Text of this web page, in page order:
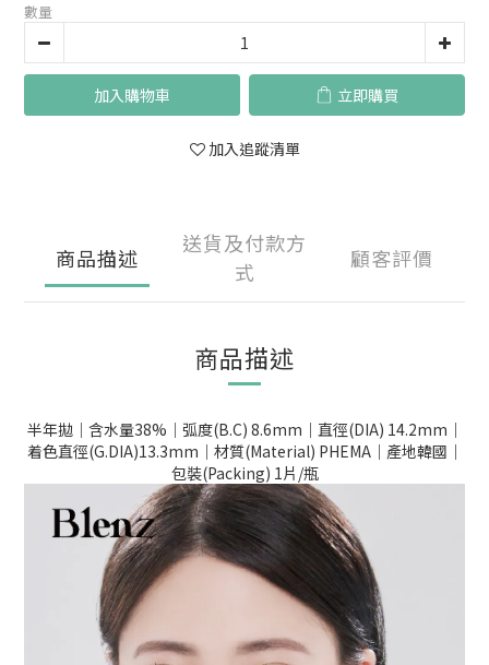
數量
加入購物車 立即購買
加入追蹤清單
商品描述
送貨及付款方
式
顧客評價
商品描述
半年拋｜含水量38%｜弧度(B.C) 8.6mm｜直徑(DIA) 14.2mm｜
着色直徑(G.DIA)13.3mm｜材質(Material) PHEMA｜產地韓國｜
包裝(Packing) 1片/瓶